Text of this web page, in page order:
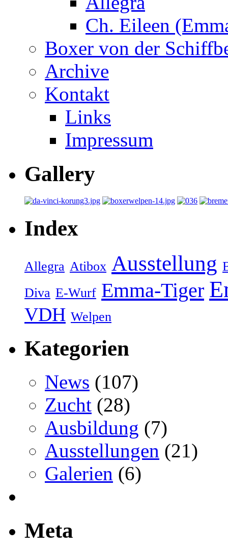
Ch. Eileen
Boxer von der
Archive
Kontakt
Links
Impressum
Gallery
Index
Allegra Atibox Ausstellung
Diva E-Wurf Emma-Tiger
VDH Welpen
Kategorien
News (107)
Zucht (28)
Ausbildung (7)
Ausstellungen (21)
Galerien (6)
Meta